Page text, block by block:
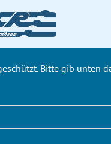
Bitte gib unten